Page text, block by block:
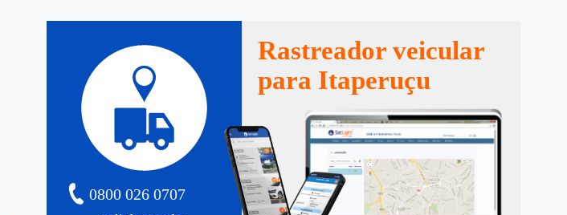
satlight.com.br
0800 026 0707
Rastreador veicular
para Itaperuçu